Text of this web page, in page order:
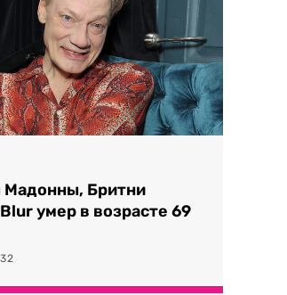
Бритни
умер в возрасте 69